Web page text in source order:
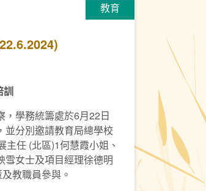
教育
訓
，學務統籌處於6月22日
並分別邀請教育局總學校
任 (北區)1何慧霞小姐、
雪女士及項目經理徐德明
教職員參與。